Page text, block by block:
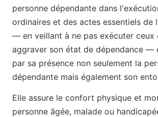
personne dépendante dans
ordinaires et des actes essentiels de
— en veillant à ne pas exécuter ceux
aggraver son état de dépendance —
par sa présence non seulement la
dépendante mais également son
Elle assure le confort physique et
personne âgée, malade ou